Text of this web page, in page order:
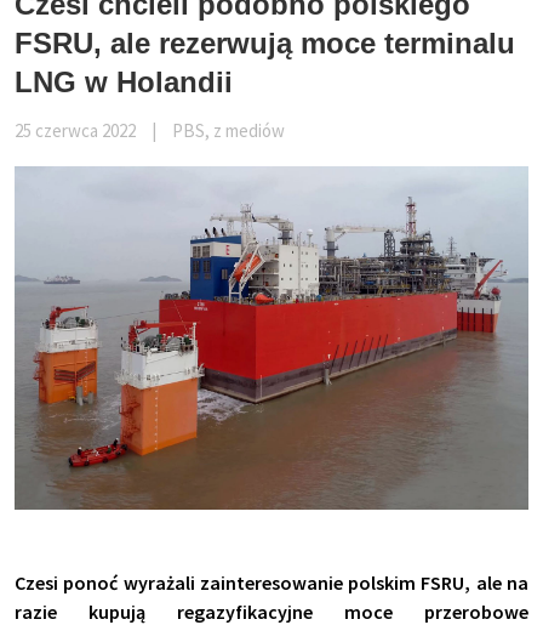
FSRU, ale rezerwują moce terminalu
LNG w Holandii
25 czerwca 2022 PBS, z mediów
Czesi ponoć wyrażali zainteresowanie polskim FSRU, ale na
razie kupują regazyfikacyjne moce przerobowe